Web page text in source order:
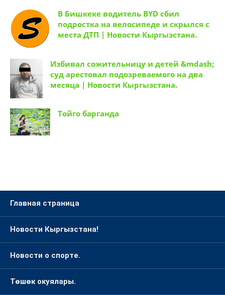
В Бишкеке водитель BYD сбил
подростка на велосипеде и скрылся с
места ДТП | Новости Кыргызстана.
Избивал сожительницу и детей &mdash;
суд арестовал подозреваемого на два
месяца | Новости Кыргызстана.
Тойго барганда
Главная страница
Новости Кыргызстана!
Новости о спорте.
Төшөк окуялары.